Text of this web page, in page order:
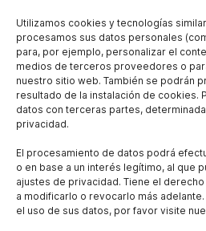
Utilizamos cookies y tecnologías
procesamos sus datos personales
para, por ejemplo, personalizar el
medios de terceros proveedores o
nuestro sitio web. También se podrán
resultado de la instalación de cookies.
datos con terceras partes,
privacidad.
El procesamiento de datos podrá
o en base a un interés legítimo, al que
ajustes de privacidad. Tiene el
a modificarlo o revocarlo más
el uso de sus datos, por favor visite